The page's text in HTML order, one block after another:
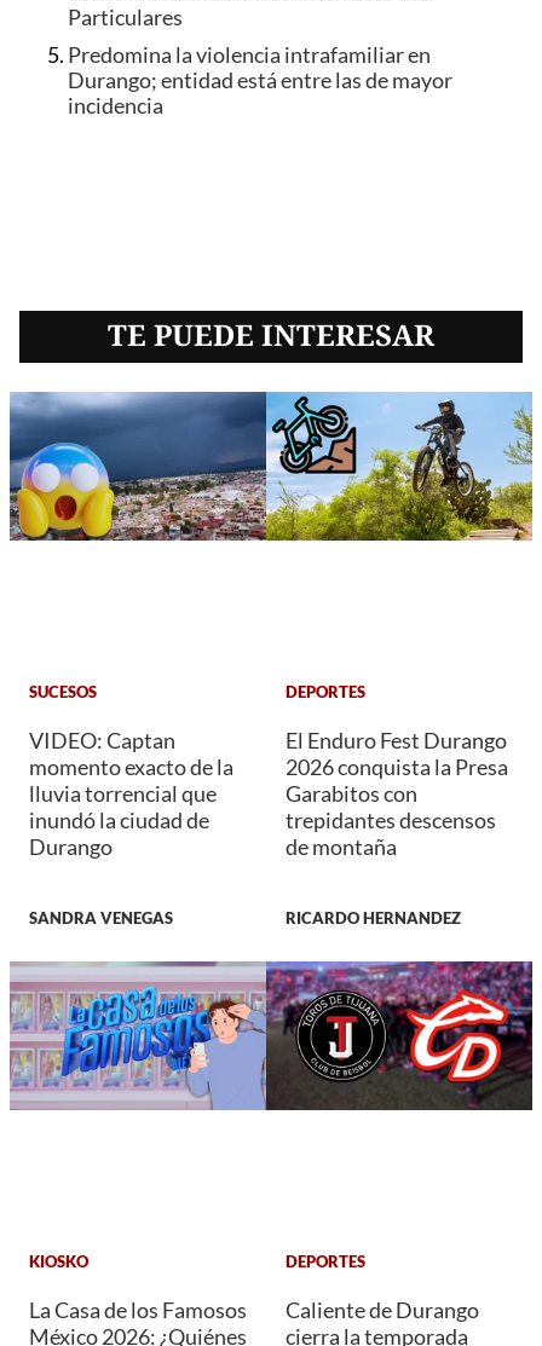
Particulares
Predomina la violencia intrafamiliar en
Durango; entidad está entre las de mayor
incidencia
TE PUEDE INTERESAR
SUCESOS
VIDEO: Captan
momento exacto de la
lluvia torrencial que
inundó la ciudad de
Durango
SANDRA VENEGAS
DEPORTES
El Enduro Fest Durango
2026 conquista la Presa
Garabitos con
trepidantes descensos
de montaña
RICARDO HERNANDEZ
KIOSKO
La Casa de los Famosos
México 2026: ¿Quiénes
DEPORTES
Caliente de Durango
cierra la temporada